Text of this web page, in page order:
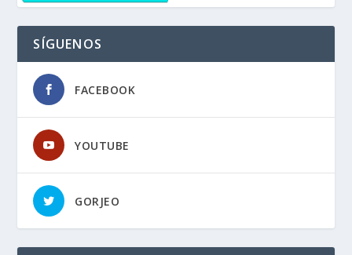
SÍGUENOS
FACEBOOK
YOUTUBE
GORJEO